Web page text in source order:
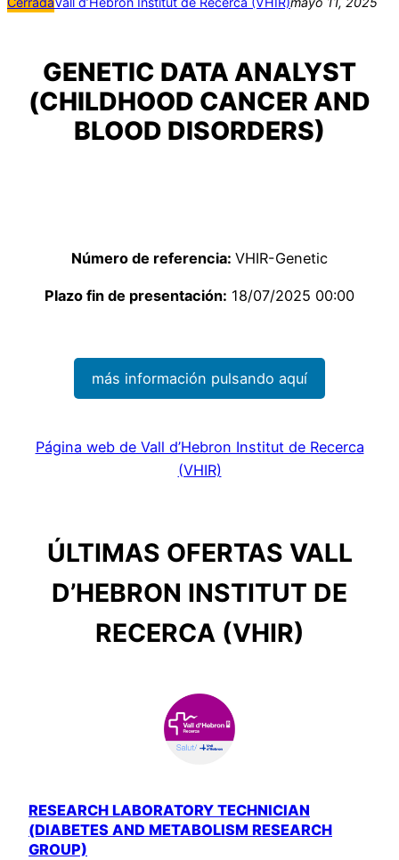
GENETIC DATA ANALYST
(CHILDHOOD CANCER AND
BLOOD DISORDERS)
Número de referencia: VHIR-Genetic
Plazo fin de presentación: 18/07/2025 00:00
más información pulsando aquí
Página web de Vall d’Hebron Institut de Recerca
(VHIR)
ÚLTIMAS OFERTAS VALL
D’HEBRON INSTITUT DE
RECERCA (VHIR)
RESEARCH LABORATORY TECHNICIAN
(DIABETES AND METABOLISM RESEARCH
GROUP)